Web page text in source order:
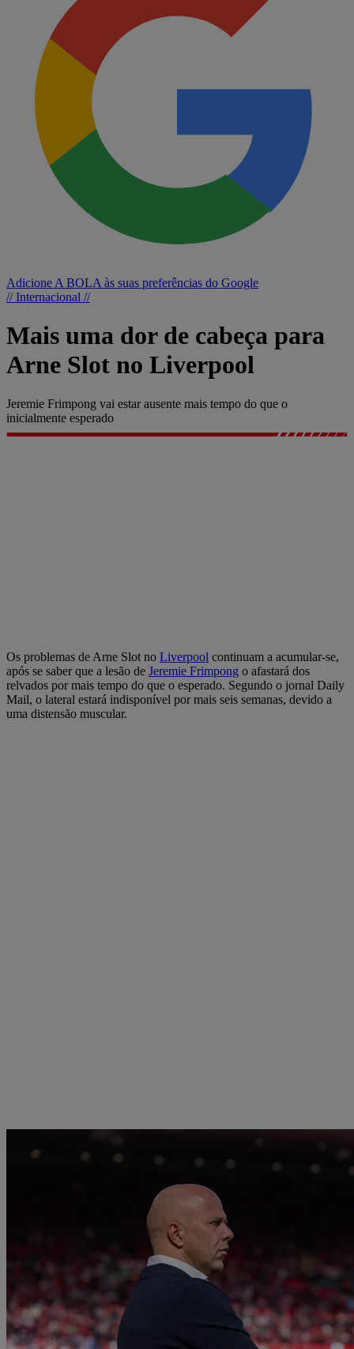
Adicione A BOLA às suas preferências do Google
// Internacional //
Mais uma dor de cabeça para
Arne Slot no Liverpool
Jeremie Frimpong vai estar ausente mais tempo do que o
inicialmente esperado
Os problemas de Arne Slot no Liverpool continuam a acumular-se,
após se saber que a lesão de Jeremie Frimpong o afastará dos
relvados por mais tempo do que o esperado. Segundo o jornal Daily
Mail, o lateral estará indisponível por mais seis semanas, devido a
uma distensão muscular.